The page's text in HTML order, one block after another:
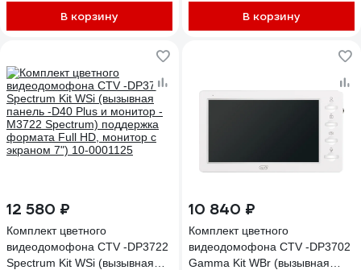
M3713 Astra Plus), поддержка
формата Full HD, монитор с
В корзину В корзину
12 580 ₽
Комплект цветного
видеодомофона CTV -DP3722
Spectrum Kit WSi (вызывная
10 840 ₽
Комплект цветного
видеодомофона CTV -DP3702
Gamma Kit WBr (вызывная